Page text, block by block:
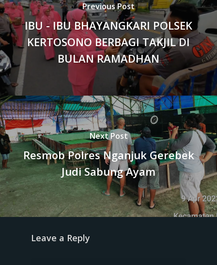
Previous Post
IBU - IBU BHAYANGKARI POLSEK
KERTOSONO BERBAGI TAKJIL DI
BULAN RAMADHAN
Next Post
Resmob Polres Nganjuk Gerebek
Judi Sabung Ayam
Leave a Reply